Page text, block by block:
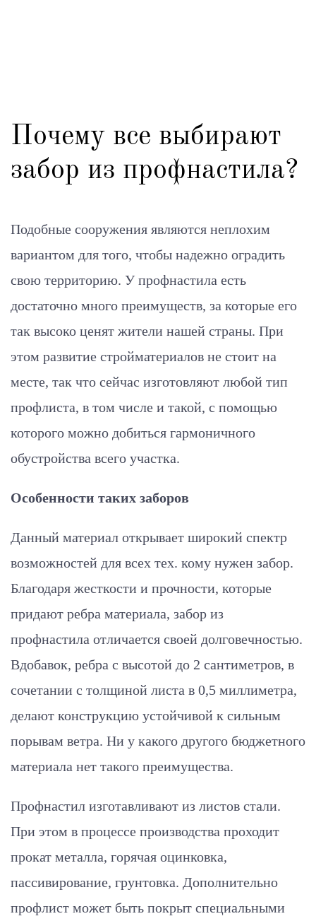
Почему все выбирают
забор из профнастила?
Подобные сооружения являются неплохим
вариантом для того, чтобы надежно оградить
свою территорию. У профнастила есть
достаточно много преимуществ, за которые его
так высоко ценят жители нашей страны. При
этом развитие стройматериалов не стоит на
месте, так что сейчас изготовляют любой тип
профлиста, в том числе и такой, с помощью
которого можно добиться гармоничного
обустройства всего участка.
Особенности таких заборов
Данный материал открывает широкий спектр
возможностей для всех тех. кому нужен забор.
Благодаря жесткости и прочности, которые
придают ребра материала, забор из
профнастила отличается своей долговечностью.
Вдобавок, ребра с высотой до 2 сантиметров, в
сочетании с толщиной листа в 0,5 миллиметра,
делают конструкцию устойчивой к сильным
порывам ветра. Ни у какого другого бюджетного
материала нет такого преимущества.
Профнастил изготавливают из листов стали.
При этом в процессе производства проходит
прокат металла, горячая оцинковка,
пассивирование, грунтовка. Дополнительно
профлист может быть покрыт специальными